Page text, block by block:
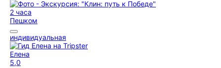
2 часа
Пешком
индивидуальная
Елена
5,0